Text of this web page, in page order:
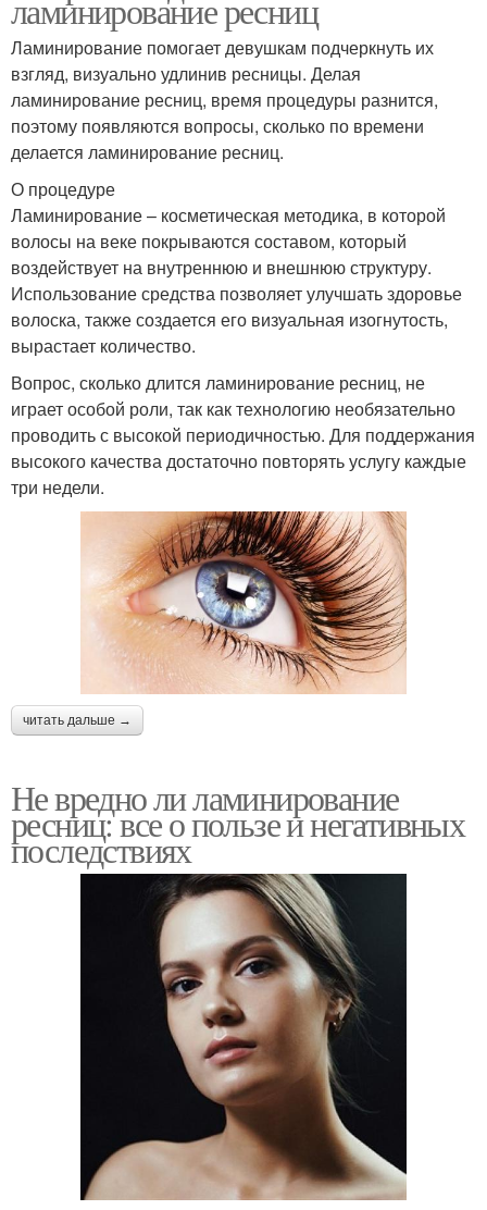
ламинирование ресниц
Ламинирование помогает девушкам подчеркнуть их
взгляд, визуально удлинив ресницы. Делая
ламинирование ресниц, время процедуры разнится,
поэтому появляются вопросы, сколько по времени
делается ламинирование ресниц.
О процедуре
Ламинирование – косметическая методика, в которой
волосы на веке покрываются составом, который
воздействует на внутреннюю и внешнюю структуру.
Использование средства позволяет улучшать здоровье
волоска, также создается его визуальная изогнутость,
вырастает количество.
Вопрос, сколько длится ламинирование ресниц, не
играет особой роли, так как технологию необязательно
проводить с высокой периодичностью. Для поддержания
высокого качества достаточно повторять услугу каждые
три недели.
читать дальше →
Не вредно ли ламинирование
ресниц: все о пользе и негативных
последствиях